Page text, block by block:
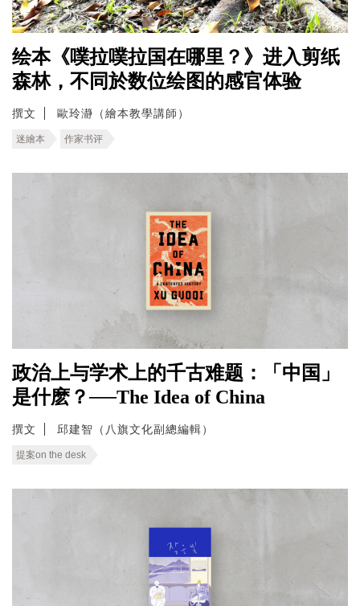
绘本《噗拉噗拉国在哪里？》进入剪纸
森林，不同於数位绘图的感官体验
撰文 歐玲瀞（繪本教學講師）
迷繪本 作家书评
政治上与学术上的千古难题：「中国」
是什麽？──The Idea of China
撰文 邱建智（八旗文化副總編輯）
提案on the desk